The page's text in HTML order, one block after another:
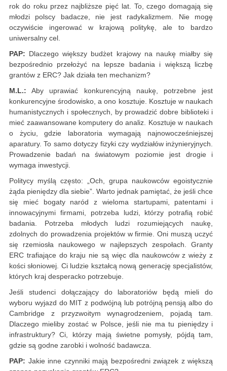
rok do roku przez najbliższe pięć lat. To, czego domagają się
młodzi polscy badacze, nie jest radykalizmem. Nie mogę
oczywiście ingerować w krajową politykę, ale to bardzo
uniwersalny cel.
PAP: Dlaczego większy budżet krajowy na naukę miałby się
bezpośrednio przełożyć na lepsze badania i większą liczbę
grantów z ERC? Jak działa ten mechanizm?
M.L.: Aby uprawiać konkurencyjną naukę, potrzebne jest
konkurencyjne środowisko, a ono kosztuje. Kosztuje w naukach
humanistycznych i społecznych, by prowadzić dobre biblioteki i
mieć zaawansowane komputery do analiz. Kosztuje w naukach
o życiu, gdzie laboratoria wymagają najnowocześniejszej
aparatury. To samo dotyczy fizyki czy wydziałów inżynieryjnych.
Prowadzenie badań na światowym poziomie jest drogie i
wymaga inwestycji.
Politycy myślą często: „Och, grupa naukowców egoistycznie
żąda pieniędzy dla siebie”. Warto jednak pamiętać, że jeśli chce
się mieć bogaty naród z wieloma startupami, patentami i
innowacyjnymi firmami, potrzeba ludzi, którzy potrafią robić
badania. Potrzeba młodych ludzi rozumiejących naukę,
zdolnych do prowadzenia projektów w firmie. Oni muszą uczyć
się rzemiosła naukowego w najlepszych zespołach. Granty
ERC trafiające do kraju nie są więc dla naukowców z wieży z
kości słoniowej. Ci ludzie kształcą nową generację specjalistów,
których kraj desperacko potrzebuje.
Jeśli studenci dołączający do laboratoriów będą mieli do
wyboru wyjazd do MIT z podwójną lub potrójną pensją albo do
Cambridge z przyzwoitym wynagrodzeniem, pojadą tam.
Dlaczego mieliby zostać w Polsce, jeśli nie ma tu pieniędzy i
infrastruktury? Ci, którzy mają świetne pomysły, pójdą tam,
gdzie są godne zarobki i wolność badawcza.
PAP: Jakie inne czynniki mają bezpośredni związek z większą